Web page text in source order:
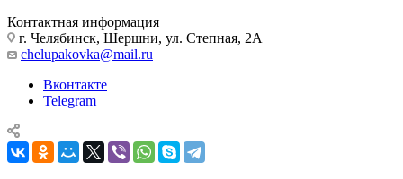
Контактная информация
г. Челябинск, Шершни, ул. Степная, 2А
chelupakovka@mail.ru
Вконтакте
Telegram